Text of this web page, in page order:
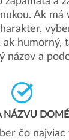
Ak
ak humorný,
názov a
NÁZVU
čo najviac